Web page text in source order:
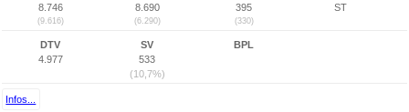
8.746
(9.616)
8.690
(6.290)
395
(330)
ST
DTV
4.977
SV
533
(10,7%)
BPL
Infos...